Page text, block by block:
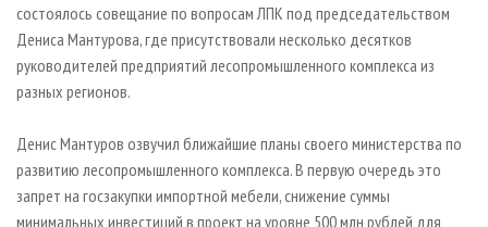
состоялось совещание по вопросам ЛПК под председательством
Дениса Мантурова, где присутствовали несколько десятков
руководителей предприятий лесопромышленного комплекса из
разных регионов.
Денис Мантуров озвучил ближайшие планы своего министерства по
развитию лесопромышленного комплекса. В первую очередь это
запрет на госзакупки импортной мебели, снижение суммы
минимальных инвестиций в проект на уровне 500 млн рублей для